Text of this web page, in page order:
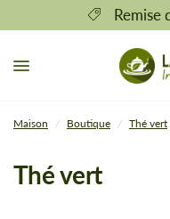
Remise
Maison / Boutique / Thé vert
Thé vert